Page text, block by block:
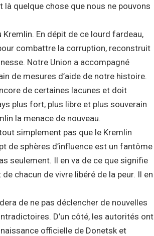
là quelque chose que nous ne pouvons
En dépit de ce lourd fardeau,
combattre la corruption, reconstruit
Notre Union a accompagné
de mesures d’aide de notre histoire.
de certaines lacunes et doit
plus fort, plus libre et plus souverain
la menace de nouveau.
simplement pas que le Kremlin
de sphères d’influence est un fantôme
seulement. Il en va de ce que signifie
chacun de vivre libéré de la peur. Il en
de ne pas déclencher de nouvelles
D’un côté, les autorités ont
officielle de Donetsk et